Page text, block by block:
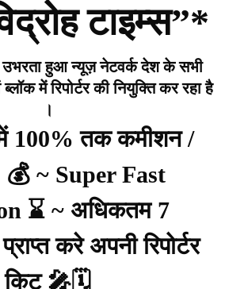
टाइम्स”*
हुआ न्यूज़ नेटवर्क देश के सभी
में रिपोर्टर की नियुक्ति कर रहा है
।
में 100% तक कमीशन /
💰 ~ Super Fast
⌛ ~ अधिकतम 7
करे अपनी रिपोर्टर
किट 🎤🗓️